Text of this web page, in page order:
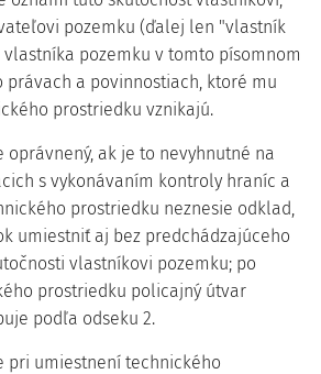
pozemku (ďalej len "vlastník
vlastníka pozemku v tomto písomnom
právach a povinnostiach, ktoré mu
prostriedku vznikajú.
oprávnený, ak je to nevyhnutné na
s vykonávaním kontroly hraníc a
prostriedku neznesie odklad,
umiestniť aj bez predchádzajúceho
vlastníkovi pozemku; po
prostriedku policajný útvar
podľa odseku 2.
pri umiestnení technického